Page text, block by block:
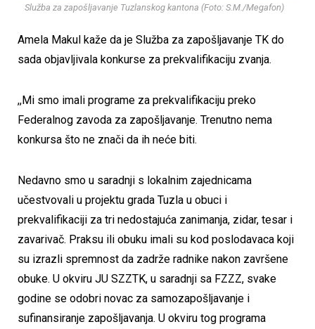
Služba za zapošljavanje Tuzlanskog kantona (Foto: S.M./Megafon)
Amela Makul kaže da je Služba za zapošljavanje TK do
sada objavljivala konkurse za prekvalifikaciju zvanja.
,,Mi smo imali programe za prekvalifikaciju preko
Federalnog zavoda za zapošljavanje. Trenutno nema
konkursa što ne znači da ih neće biti.
Nedavno smo u saradnji s lokalnim zajednicama
učestvovali u projektu grada Tuzla u obuci i
prekvalifikaciji za tri nedostajuća zanimanja, zidar, tesar i
zavarivač. Praksu ili obuku imali su kod poslodavaca koji
su izrazli spremnost da zadrže radnike nakon završene
obuke. U okviru JU SZZTK, u saradnji sa FZZZ, svake
godine se odobri novac za samozapošljavanje i
sufinansiranje zapošljavanja. U okviru tog programa